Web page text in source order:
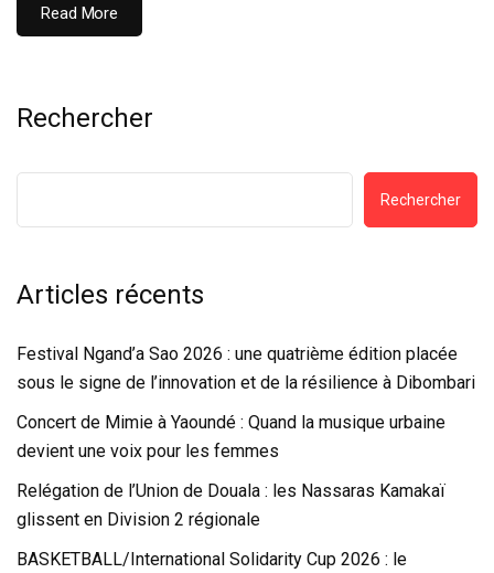
Read More
Rechercher
Rechercher
Articles récents
Festival Ngand’a Sao 2026 : une quatrième édition placée
sous le signe de l’innovation et de la résilience à Dibombari
Concert de Mimie à Yaoundé : Quand la musique urbaine
devient une voix pour les femmes
Relégation de l’Union de Douala : les Nassaras Kamakaï
glissent en Division 2 régionale
BASKETBALL/International Solidarity Cup 2026 : le